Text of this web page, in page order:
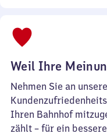
Weil Ihre
Nehmen Sie an
Ihren Bahnhof
zählt – für ein